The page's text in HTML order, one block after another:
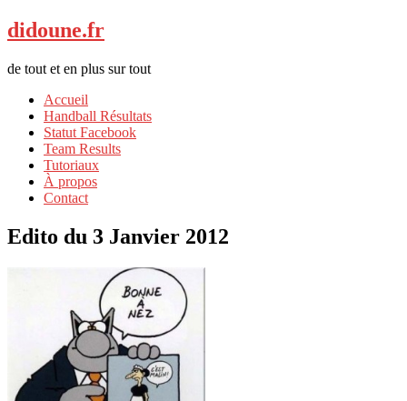
didoune.fr
de tout et en plus sur tout
Accueil
Handball Résultats
Statut Facebook
Team Results
Tutoriaux
À propos
Contact
Edito du 3 Janvier 2012